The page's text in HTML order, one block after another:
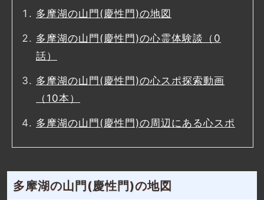
多摩湖の山門(慶性門)の地図
多摩湖の山門(慶性門)の心霊体験談（0
話）
多摩湖の山門(慶性門)の心スポ探索動画
（10本）
多摩湖の山門(慶性門)の周辺にある心スポ
多摩湖の山門(慶性門)の地図